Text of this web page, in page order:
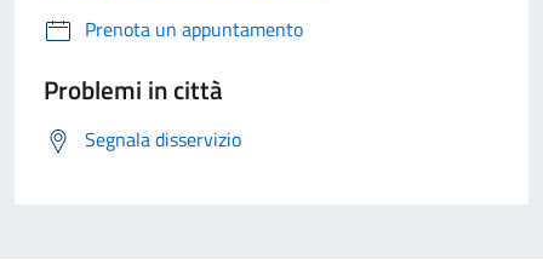
Prenota un appuntamento
Problemi in città
Segnala disservizio